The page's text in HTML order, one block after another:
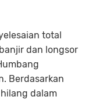
total
dan longsor
Berdasarkan
dalam